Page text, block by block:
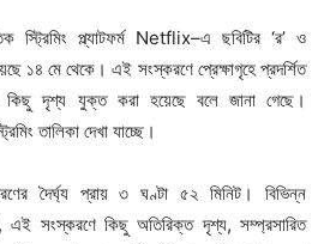
স্ট্রিমিং প্ল্যাটফর্ম Netflix–এ ছবিটির ‘র’ ও
১৪ মে থেকে। এই সংস্করণে প্রেক্ষাগৃহে প্রদর্শিত
কিছু দৃশ্য যুক্ত করা হয়েছে বলে জানা গেছে।
তালিকা দেখা যাচ্ছে।
দৈর্ঘ্য প্রায় ৩ ঘণ্টা ৫২ মিনিট। বিভিন্ন
এই সংস্করণে কিছু অতিরিক্ত দৃশ্য, সম্প্রসারিত